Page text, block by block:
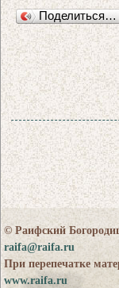
Поделиться…
© Раифский
raifa@raifa.ru
При перепечатке
www.raifa.ru